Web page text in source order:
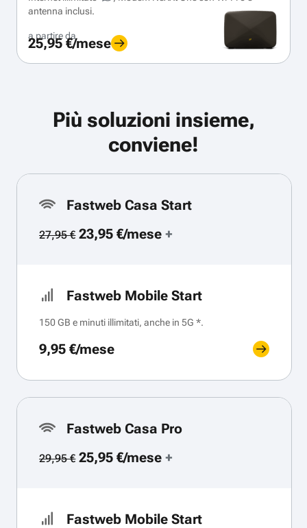
antenna inclusi.
a partire da
25,95 €/mese
Più soluzioni insieme,
conviene!
Fastweb Casa Start
27,95 €23,95 €/mese+
Fastweb Mobile Start
150 GB e minuti illimitati, anche in 5G *.
9,95 €/mese
Fastweb Casa Pro
29,95 €25,95 €/mese+
Fastweb Mobile Start